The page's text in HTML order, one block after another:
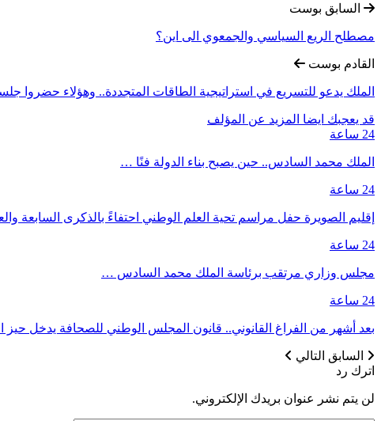
السابق بوست
مصطلح الريع السياسي والجمعوي الى اين؟
القادم بوست
الملك يدعو للتسريع في استراتيجية الطاقات المتجددة.. وهؤلاء حضروا
قد يعجبك ايضا المزيد عن المؤلف
24 ساعة
الملك محمد السادس.. حين يصبح بناء الدولة فنًا …
24 ساعة
إقليم الصويرة حفل مراسم تحية العلم الوطني احتفاءً بالذكرى السابعة
24 ساعة
مجلس وزاري مرتقب برئاسة الملك محمد السادس …
24 ساعة
بعد أشهر من الفراغ القانوني.. قانون المجلس الوطني للصحافة يدخل حيز
السابق التالي
اترك رد
لن يتم نشر عنوان بريدك الإلكتروني.